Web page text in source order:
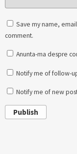
Save my name,
comment.
Anunta-ma despre
Notify me of follow-
Notify me of new
Publish